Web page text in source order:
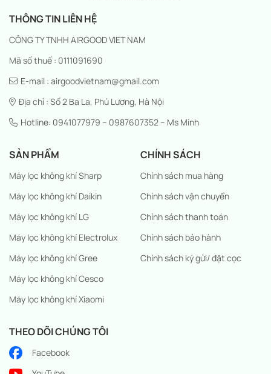
THÔNG TIN LIÊN HỆ
CÔNG TY TNHH AIRGOOD VIET NAM
Mã số thuế : 0111091690
E-mail : airgoodvietnam@gmail.com
Địa chỉ : Số 2 Ba La, Phú Lương, Hà Nội
Hotline: 0941077979 – 0987607352 – Ms Minh
SẢN PHẨM
Máy lọc không khí Sharp
Máy lọc không khí Daikin
Máy lọc không khí LG
Máy lọc không khí Electrolux
Máy lọc không khí Gree
Máy lọc không khí Cesco
Máy lọc không khí Xiaomi
CHÍNH SÁCH
Chính sách mua hàng
Chính sách vận chuyển
Chính sách thanh toán
Chính sách bảo hành
Chính sách ký gửi/ đặt cọc
THEO DÕI CHÚNG TÔI
Facebook